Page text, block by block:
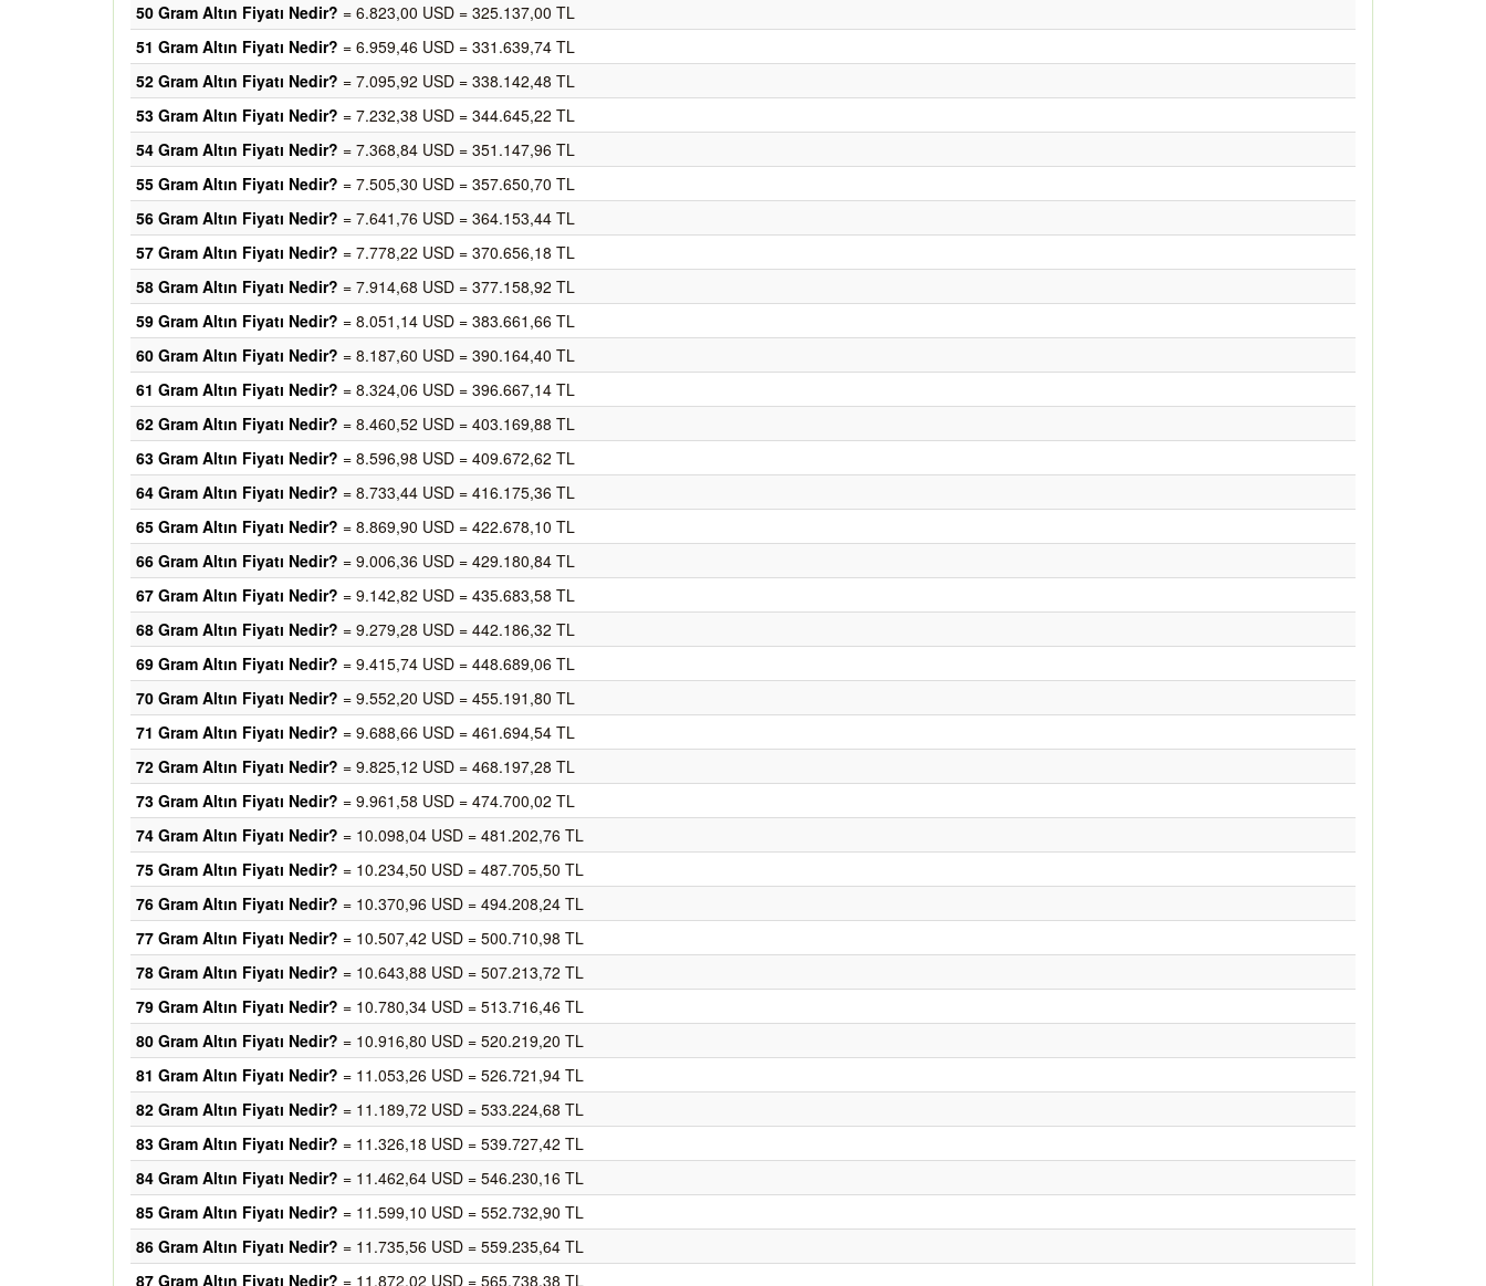
50 Gram Altın Fiyatı Nedir? = 6.823,00 USD = 325.137,00 TL
51 Gram Altın Fiyatı Nedir? = 6.959,46 USD = 331.639,74 TL
52 Gram Altın Fiyatı Nedir? = 7.095,92 USD = 338.142,48 TL
53 Gram Altın Fiyatı Nedir? = 7.232,38 USD = 344.645,22 TL
54 Gram Altın Fiyatı Nedir? = 7.368,84 USD = 351.147,96 TL
55 Gram Altın Fiyatı Nedir? = 7.505,30 USD = 357.650,70 TL
56 Gram Altın Fiyatı Nedir? = 7.641,76 USD = 364.153,44 TL
57 Gram Altın Fiyatı Nedir? = 7.778,22 USD = 370.656,18 TL
58 Gram Altın Fiyatı Nedir? = 7.914,68 USD = 377.158,92 TL
59 Gram Altın Fiyatı Nedir? = 8.051,14 USD = 383.661,66 TL
60 Gram Altın Fiyatı Nedir? = 8.187,60 USD = 390.164,40 TL
61 Gram Altın Fiyatı Nedir? = 8.324,06 USD = 396.667,14 TL
62 Gram Altın Fiyatı Nedir? = 8.460,52 USD = 403.169,88 TL
63 Gram Altın Fiyatı Nedir? = 8.596,98 USD = 409.672,62 TL
64 Gram Altın Fiyatı Nedir? = 8.733,44 USD = 416.175,36 TL
65 Gram Altın Fiyatı Nedir? = 8.869,90 USD = 422.678,10 TL
66 Gram Altın Fiyatı Nedir? = 9.006,36 USD = 429.180,84 TL
67 Gram Altın Fiyatı Nedir? = 9.142,82 USD = 435.683,58 TL
68 Gram Altın Fiyatı Nedir? = 9.279,28 USD = 442.186,32 TL
69 Gram Altın Fiyatı Nedir? = 9.415,74 USD = 448.689,06 TL
70 Gram Altın Fiyatı Nedir? = 9.552,20 USD = 455.191,80 TL
71 Gram Altın Fiyatı Nedir? = 9.688,66 USD = 461.694,54 TL
72 Gram Altın Fiyatı Nedir? = 9.825,12 USD = 468.197,28 TL
73 Gram Altın Fiyatı Nedir? = 9.961,58 USD = 474.700,02 TL
74 Gram Altın Fiyatı Nedir? = 10.098,04 USD = 481.202,76 TL
75 Gram Altın Fiyatı Nedir? = 10.234,50 USD = 487.705,50 TL
76 Gram Altın Fiyatı Nedir? = 10.370,96 USD = 494.208,24 TL
77 Gram Altın Fiyatı Nedir? = 10.507,42 USD = 500.710,98 TL
78 Gram Altın Fiyatı Nedir? = 10.643,88 USD = 507.213,72 TL
79 Gram Altın Fiyatı Nedir? = 10.780,34 USD = 513.716,46 TL
80 Gram Altın Fiyatı Nedir? = 10.916,80 USD = 520.219,20 TL
81 Gram Altın Fiyatı Nedir? = 11.053,26 USD = 526.721,94 TL
82 Gram Altın Fiyatı Nedir? = 11.189,72 USD = 533.224,68 TL
83 Gram Altın Fiyatı Nedir? = 11.326,18 USD = 539.727,42 TL
84 Gram Altın Fiyatı Nedir? = 11.462,64 USD = 546.230,16 TL
85 Gram Altın Fiyatı Nedir? = 11.599,10 USD = 552.732,90 TL
86 Gram Altın Fiyatı Nedir? = 11.735,56 USD = 559.235,64 TL
87 Gram Altın Fiyatı Nedir? = 11.872,02 USD = 565.738,38 TL